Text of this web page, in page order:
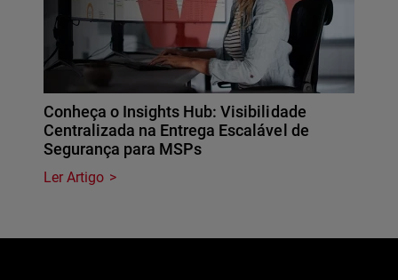
Conheça o Insights Hub: Visibilidade
Centralizada na Entrega Escalável de
Segurança para MSPs
Ler Artigo